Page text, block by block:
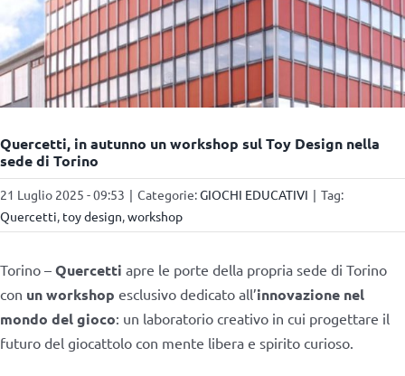
Quercetti, in autunno un workshop sul Toy Design nella
sede di Torino
21 Luglio 2025 - 09:53 | Categorie:GIOCHI EDUCATIVI | Tag:
Quercetti, toy design,workshop
Torino – Quercetti apre le porte della propria sede di Torino
con un workshop esclusivo dedicato all’innovazione nel
mondo del gioco: un laboratorio creativo in cui progettare il
futuro del giocattolo con mente libera e spirito curioso.